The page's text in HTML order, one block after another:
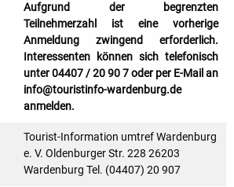
Aufgrund der begrenzten
Teilnehmerzahl ist eine vorherige
Anmeldung zwingend erforderlich.
Interessenten können sich telefonisch
unter 04407 / 20 90 7 oder per E-Mail an
info@touristinfo-wardenburg.de
anmelden.
Tourist-Information umtref Wardenburg
e. V. Oldenburger Str. 228 26203
Wardenburg Tel. (04407) 20 907